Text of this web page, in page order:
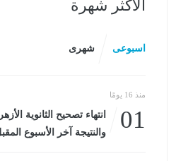
الأكثر شهرة
اسبوعى شهرى
منذ 16 يومًا
01
انتهاء تصحيح الثانوية
والنتيجة آخر الأسبوع